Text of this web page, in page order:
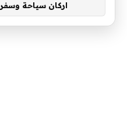
اركان سياحة وسفر